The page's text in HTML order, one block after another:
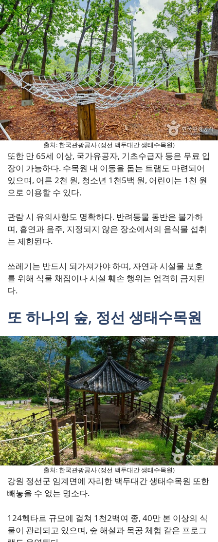
출처: 한국관광공사 (정선 백두대간 생태수목원)
또한 만 65세 이상, 국가유공자, 기초수급자 등은 무료 입
장이 가능하다. 수목원 내 이동을 돕는 트램도 마련되어
있으며, 어른 2천 원, 청소년 1천5백 원, 어린이는 1천 원
으로 이용할 수 있다.
관람 시 유의사항도 명확하다. 반려동물 동반은 불가하
며, 흡연과 음주, 지정되지 않은 장소에서의 음식물 섭취
는 제한된다.
쓰레기는 반드시 되가져가야 하며, 자연과 시설물 보호
를 위해 식물 채집이나 시설 훼손 행위는 엄격히 금지된
다.
또 하나의 숲, 정선 생태수목원
출처: 한국관광공사 (정선 백두대간 생태수목원)
강원 정선군 임계면에 자리한 백두대간 생태수목원 또한
빼놓을 수 없는 명소다.
124헥타르 규모에 걸쳐 1천2백여 종, 40만 본 이상의 식
물이 관리되고 있으며, 숲 해설과 목공 체험 같은 프로그